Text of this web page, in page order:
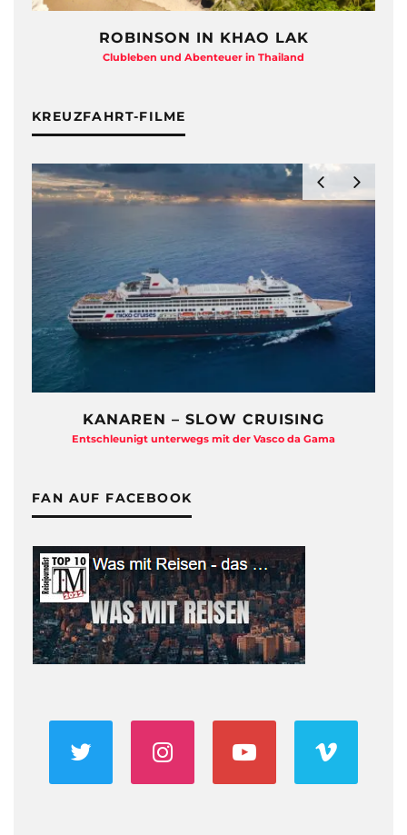
ROBINSON IN KHAO LAK
Clubleben und Abenteuer in Thailand
KREUZFAHRT-FILME
KANAREN – SLOW CRUISING
Entschleunigt unterwegs mit der Vasco da Gama
FAN AUF FACEBOOK